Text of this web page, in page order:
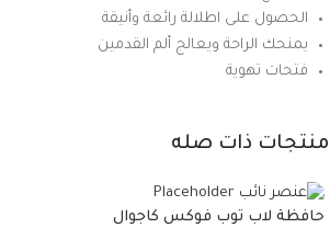
الحصول على اطلالة رائعة وأنيقة
يمنحك الراحة ويعالج ألم القدمين
فتحات تهوية
منتجات ذات صله
حافظة لاب توب فوكس كاجوال